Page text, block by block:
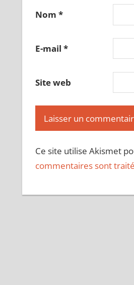
Nom *
E-mail *
Site web
Ce site utilise Akismet
commentaires sont